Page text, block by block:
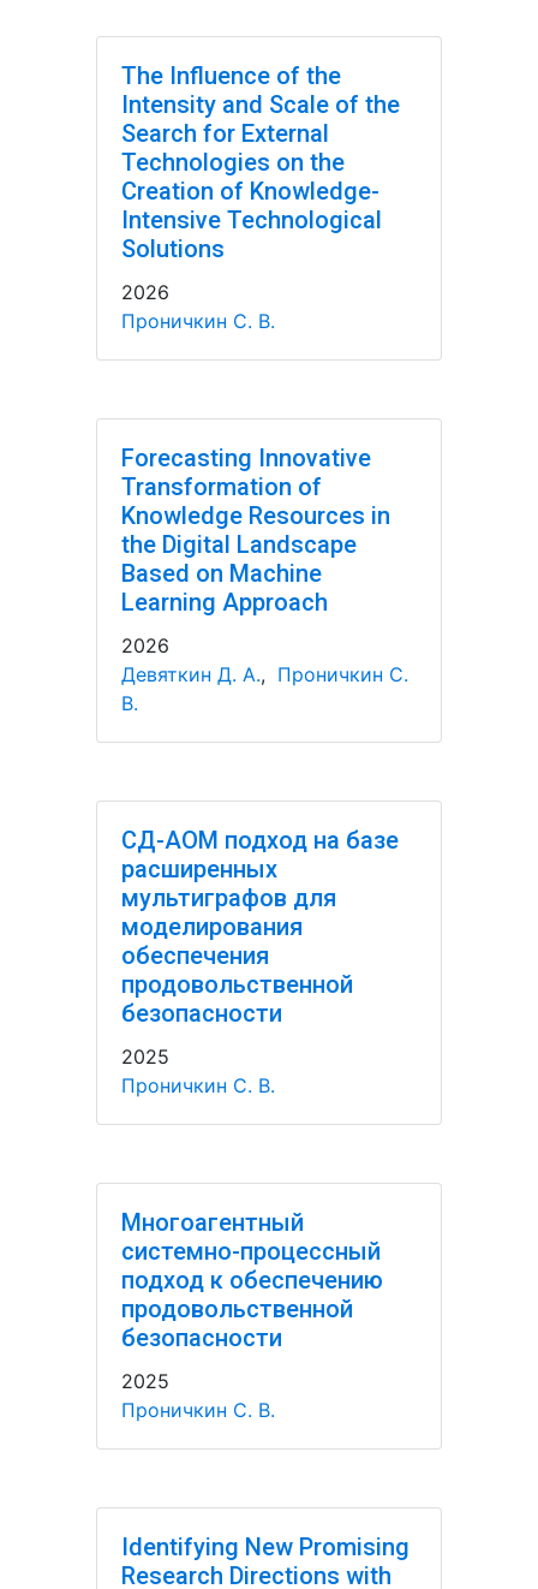
The Influence of the
Intensity and Scale of the
Search for External
Technologies on the
Creation of Knowledge-
Intensive Technological
Solutions
2026
Проничкин С. В.
Forecasting Innovative
Transformation of
Knowledge Resources in
the Digital Landscape
Based on Machine
Learning Approach
2026
Девяткин Д. А., Проничкин С.
В.
СД-АОМ подход на базе
расширенных
мультиграфов для
моделирования
обеспечения
продовольственной
безопасности
2025
Проничкин С. В.
Многоагентный
системно-процессный
подход к обеспечению
продовольственной
безопасности
2025
Проничкин С. В.
Identifying New Promising
Research Directions with